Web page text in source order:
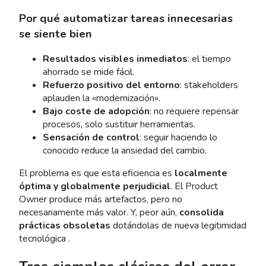
Por qué automatizar tareas innecesarias
se siente bien
Resultados visibles inmediatos: el tiempo
ahorrado se mide fácil.
Refuerzo positivo del entorno: stakeholders
aplauden la «modernización».
Bajo coste de adopción: no requiere repensar
procesos, solo sustituir herramientas.
Sensación de control: seguir haciendo lo
conocido reduce la ansiedad del cambio.
El problema es que esta eficiencia es localmente
óptima y globalmente perjudicial. El Product
Owner produce más artefactos, pero no
necesariamente más valor. Y, peor aún, consolida
prácticas obsoletas dotándolas de nueva legitimidad
tecnológica .